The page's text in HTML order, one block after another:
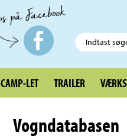
CAMP-LET TRAILER
Vogndatabasen